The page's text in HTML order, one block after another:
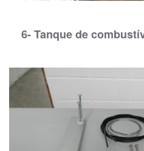
6- Tanque de